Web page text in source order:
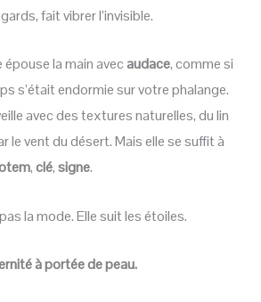
fait vibrer l’invisible.
la main avecaudace, comme si
s’était endormie sur votre phalange.
avec des textures naturelles, du lin
le vent du désert. Mais elle se suffit à
,clé,signe.
la mode. Elle suit les étoiles.
à portée de peau.